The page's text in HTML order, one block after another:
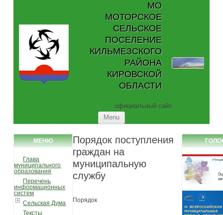
МО
МОТОРСКОЕ
СЕЛЬСКОЕ
ПОСЕЛЕНИЕ
КИЛЬМЕЗСКОГО
РАЙОНА
КИРОВСКОЙ
ОБЛАСТИ
официальный сайт
Menu
МЕНЮ
Глава
муниципального
образования
Перечень
информационных
систем
Сельская Дума
Тексты
Порядок поступления
граждан на
муниципальную
службу
Порядок